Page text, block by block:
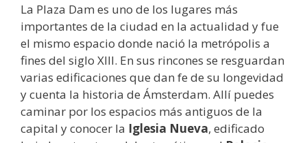
La Plaza Dam es uno de los lugares más
importantes de la ciudad en la actualidad y fue
el mismo espacio donde nació la metrópolis a
fines del siglo XIII. En sus rincones se resguardan
varias edificaciones que dan fe de su longevidad
y cuenta la historia de Ámsterdam. Allí puedes
caminar por los espacios más antiguos de la
capital y conocer la Iglesia Nueva, edificado